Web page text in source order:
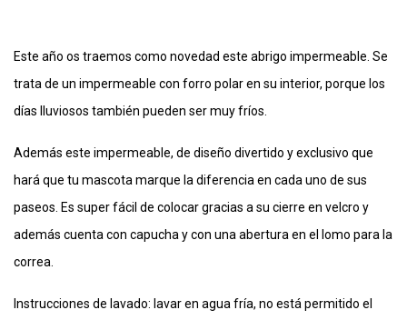
Este año os traemos como novedad este abrigo impermeable. Se
trata de un impermeable con forro polar en su interior, porque los
días lluviosos también pueden ser muy fríos.
Además este impermeable, de diseño divertido y exclusivo que
hará que tu mascota marque la diferencia en cada uno de sus
paseos. Es super fácil de colocar gracias a su cierre en velcro y
además cuenta con capucha y con una abertura en el lomo para la
correa.
Instrucciones de lavado: lavar en agua fría, no está permitido el